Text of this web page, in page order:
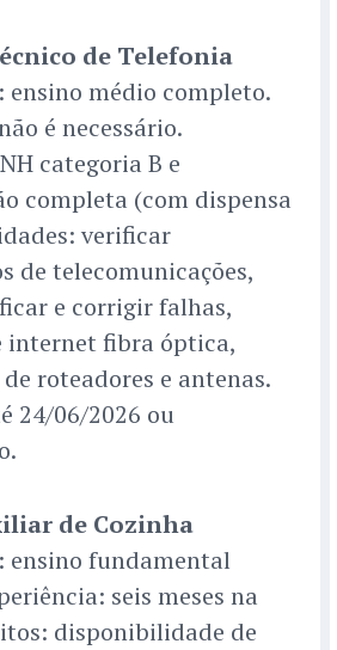
de Telefonia
ensino médio completo.
é necessário.
categoria B e
completa (com dispensa
verificar
de telecomunicações,
e corrigir falhas,
internet fibra óptica,
roteadores e antenas.
24/06/2026 ou
de Cozinha
ensino fundamental
seis meses na
disponibilidade de